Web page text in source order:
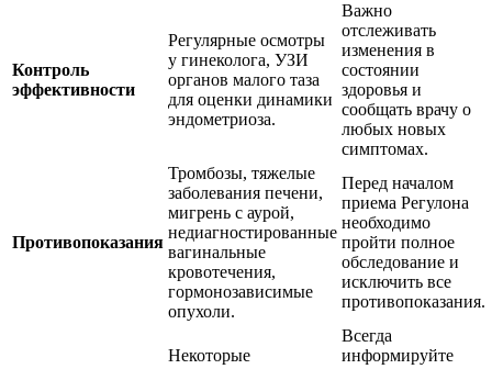
Контроль
эффективности
Регулярные осмотры
у гинеколога, УЗИ
органов малого таза
для оценки динамики
эндометриоза.
Важно
отслеживать
изменения в
состоянии
здоровья и
сообщать врачу о
любых новых
симптомах.
Противопоказания
Тромбозы, тяжелые
заболевания печени,
мигрень с аурой,
недиагностированные
вагинальные
кровотечения,
гормонозависимые
опухоли.
Перед началом
приема Регулона
необходимо
пройти полное
обследование и
исключить все
противопоказания.
Некоторые
Всегда
информируйте